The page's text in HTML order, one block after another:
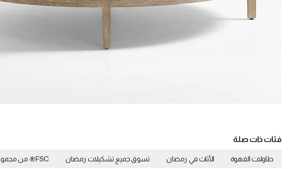
فئات ذات صلة
طاولات القهوة الأثاث في رمضان تسوق جميع تشكيلات رمضان FSC® من مجموعة معتمد من